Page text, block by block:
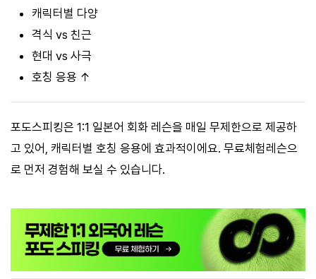
캐릭터별 다양
격식 vs 친근
현대 vs 사극
호칭 응용 ↑
포도스피킹은 1:1 일본어 회화 레슨을 매일 무제한으로 제공하
고 있어, 캐릭터별 호칭 응용에 효과적이에요. 무료체험레슨으
로 먼저 경험해 보실 수 있습니다.